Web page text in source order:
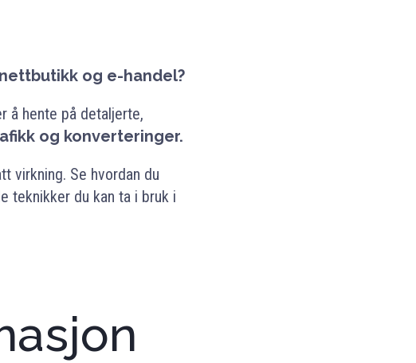
og e-handel?
å hente på detaljerte,
og konverteringer.
virkning. Se hvordan du
teknikker du kan ta i bruk i